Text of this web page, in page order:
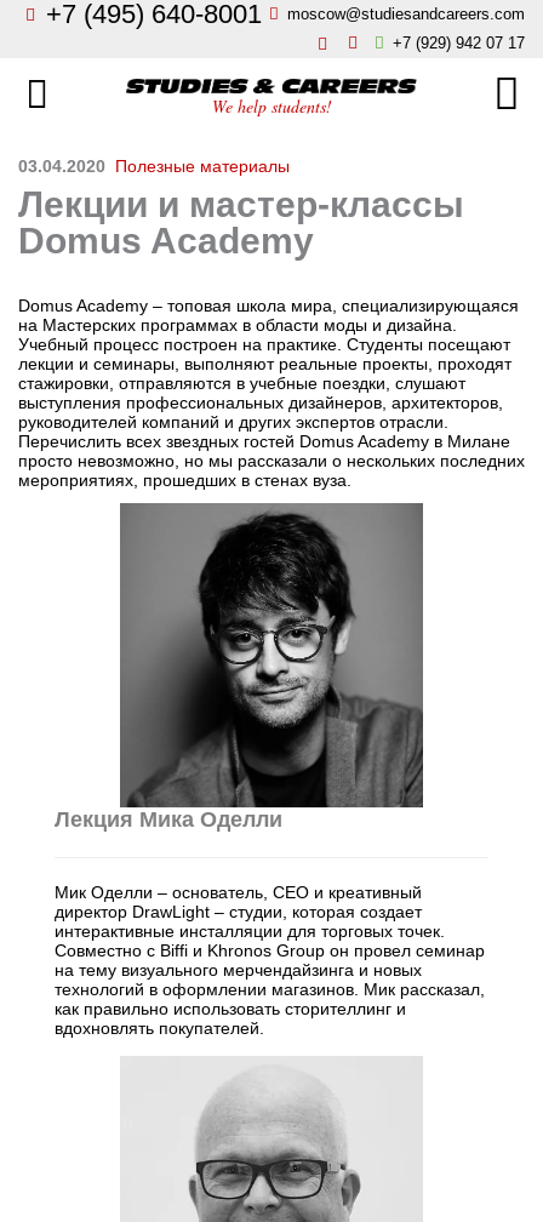
+7 (495) 640-8001
moscow@studiesandcareers.com
+7 (929) 942 07 17
We help students!
Бизнес, менеджмент, финансы
Искусство, мода, дизайн
Языковые школы
Гостиничный бизнес, туризм
Кулинарное искусство
03.04.2020 Полезные материалы
Лекции и мастер-классы
Domus Academy
Domus Academy – топовая школа мира, специализирующаяся
на Мастерских программах в области моды и дизайна.
Учебный процесс построен на практике. Студенты посещают
лекции и семинары, выполняют реальные проекты, проходят
стажировки, отправляются в учебные поездки, слушают
выступления профессиональных дизайнеров, архитекторов,
руководителей компаний и других экспертов отрасли.
Перечислить всех звездных гостей Domus Academy в Милане
просто невозможно, но мы рассказали о нескольких последних
мероприятиях, прошедших в стенах вуза.
Лекция Мика Оделли
Мик Оделли – основатель, CEO и креативный
директор DrawLight – студии, которая создает
интерактивные инсталляции для торговых точек.
Совместно с Biffi и Khronos Group он провел семинар
на тему визуального мерчендайзинга и новых
технологий в оформлении магазинов. Мик рассказал,
как правильно использовать сторителлинг и
вдохновлять покупателей.
Главная
Направления
О нас
Блог
Отзывы
Контакты